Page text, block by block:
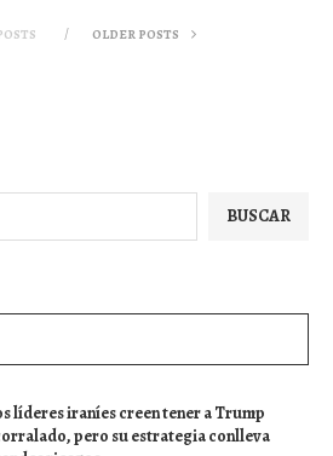
OLDER POSTS
BUSCAR
líderes iraníes creen tener a Trump
pero su estrategia conlleva